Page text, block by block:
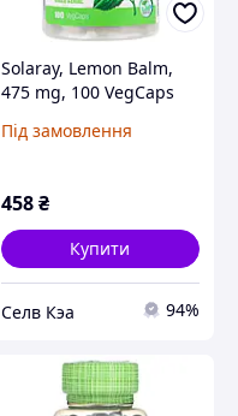
Solaray, Lemon Balm,
475 mg, 100 VegCaps
Під замовлення
458₴
Купити
Селв Кэа 94%